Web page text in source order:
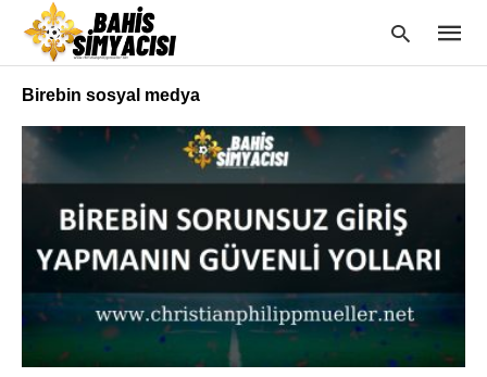
your
hit
enter:
Birebin sosyal medya